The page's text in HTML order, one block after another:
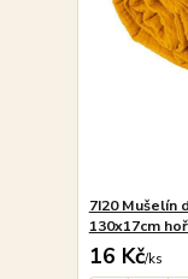
7I20 Mušelín
130x17cm
16 Kč/ks